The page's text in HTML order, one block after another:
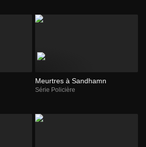
Meurtres à Sandhamn
Série Policière